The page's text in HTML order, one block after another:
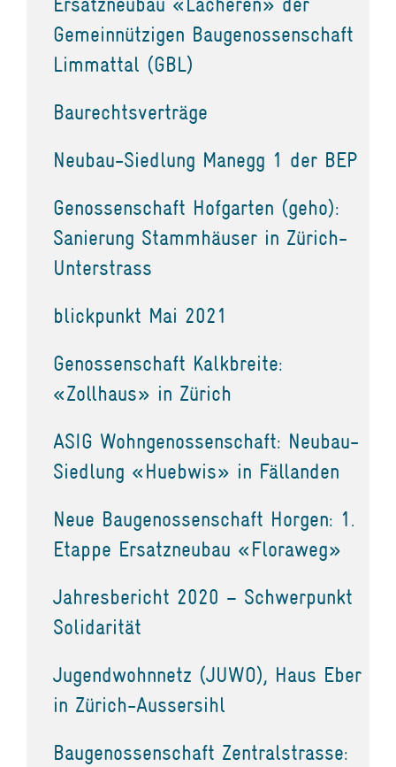
Gemeinnützigen Baugenossenschaft
Limmattal (GBL)
Baurechtsverträge
Neubau-Siedlung Manegg 1 der BEP
Genossenschaft Hofgarten (geho):
Sanierung Stammhäuser in Zürich-
Unterstrass
blickpunkt Mai 2021
Genossenschaft Kalkbreite:
«Zollhaus» in Zürich
ASIG Wohngenossenschaft: Neubau-
Siedlung «Huebwis» in Fällanden
Neue Baugenossenschaft Horgen: 1.
Etappe Ersatzneubau «Floraweg»
Jahresbericht 2020 – Schwerpunkt
Solidarität
Jugendwohnnetz (JUWO), Haus Eber
in Zürich-Aussersihl
Baugenossenschaft Zentralstrasse: